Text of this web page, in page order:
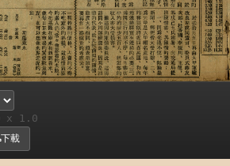
x 1.0
下載